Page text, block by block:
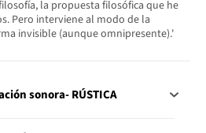
la propuesta filosófica que he
Pero interviene al modo de la
invisible (aunque omnipresente).'
sonora- RÚSTICA